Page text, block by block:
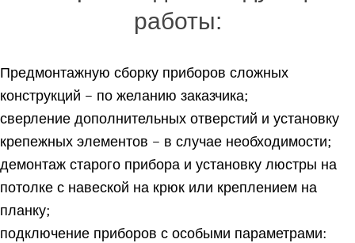
работы:
Предмонтажную сборку приборов сложных
конструкций – по желанию заказчика;
сверление дополнительных отверстий и установку
крепежных элементов – в случае необходимости;
демонтаж старого прибора и установку люстры на
потолке с навеской на крюк или креплением на
планку;
подключение приборов с особыми параметрами: